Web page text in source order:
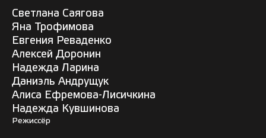
Светлана Саягова
Яна Трофимова
Евгения Реваденко
Алексей Доронин
Надежда Ларина
Даниэль Андрущук
Алиса Ефремова-Лисичкина
Надежда Кувшинова
Режиссёр